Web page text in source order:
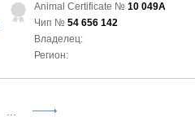
Animal Certificate № 10 049A
Чип № 54 656 142
Владелец:
Регион: